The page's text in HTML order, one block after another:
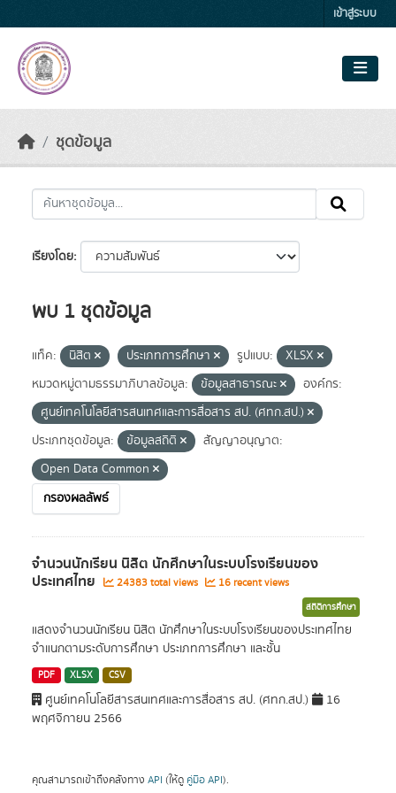
เข้าสู่ระบบ
ชุดข้อมูล
เรียงโดย
พบ 1 ชุดข้อมูล
แท็ค: นิสิต ประเภทการศึกษา รูปแบบ:
XLSX
หมวดหมู่ตามธรรมาภิบาลข้อมูล:
ข้อมูลสาธารณะ
องค์กร:
ศูนย์เทคโนโลยีสารสนเทศและการสื่อสาร สป. (ศทก.สป.)
ประเภทชุดข้อมูล:
ข้อมูลสถิติ
สัญญาอนุญาต:
Open Data Common
กรองผลลัพธ์
จำนวนนักเรียน นิสิต นักศึกษาในระบบโรงเรียนของ
ประเทศไทย 24383 total views 16 recent views
สถิติการศึกษา
แสดงจำนวนนักเรียน นิสิต นักศึกษาในระบบโรงเรียนของประเทศไทย
จำแนกตามระดับการศึกษา ประเภทการศึกษา และชั้น
PDF XLSX CSV
ศูนย์เทคโนโลยีสารสนเทศและการสื่อสาร สป. (ศทก.สป.)
16
พฤศจิกายน 2566
คุณสามารถเข้าถึงคลังทาง API (ให้ดู คู่มือ API).